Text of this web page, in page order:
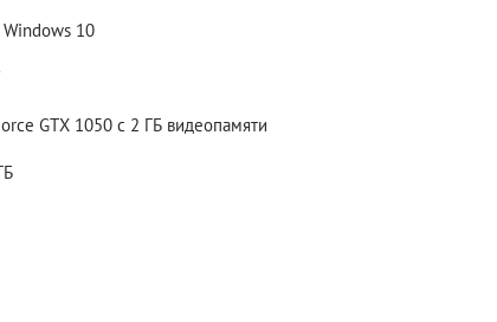
10
GTX 1050 с 2 ГБ видеопамяти
V RISING